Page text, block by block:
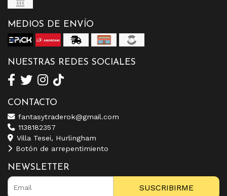
MEDIOS DE ENVÍO
NUESTRAS REDES SOCIALES
CONTACTO
fantasytraderok@gmail.com
1138182357
Villa Tesei, Hurlingham
Botón de arrepentimiento
NEWSLETTER
SUSCRIBIRME